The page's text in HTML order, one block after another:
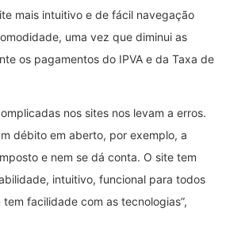
mais intuitivo e de fácil navegação
uma vez que diminui as
os pagamentos do IPVA e da Taxa de
nos sites nos levam a erros.
débito em aberto, por exemplo, a
e nem se dá conta. O site tem
intuitivo, funcional para todos
facilidade com as tecnologias”,